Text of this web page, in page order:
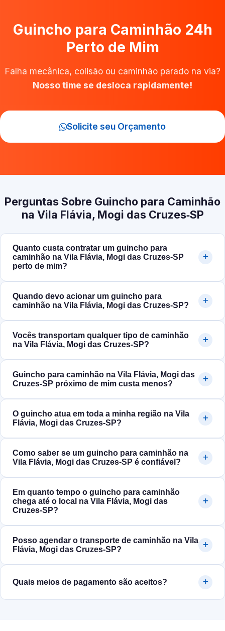
Guincho para Caminhão 24h
Perto de Mim
Falha mecânica, colisão ou caminhão parado na via?
Nosso time se desloca rapidamente!
Solicite seu Orçamento
Perguntas Sobre Guincho para Caminhão
na Vila Flávia, Mogi das Cruzes‑SP
Quanto custa contratar um guincho para
caminhão na Vila Flávia, Mogi das Cruzes‑SP
perto de mim?
Quando devo acionar um guincho para
caminhão na Vila Flávia, Mogi das Cruzes‑SP?
Vocês transportam qualquer tipo de caminhão
na Vila Flávia, Mogi das Cruzes‑SP?
Guincho para caminhão na Vila Flávia, Mogi das
Cruzes‑SP próximo de mim custa menos?
O guincho atua em toda a minha região na Vila
Flávia, Mogi das Cruzes‑SP?
Como saber se um guincho para caminhão na
Vila Flávia, Mogi das Cruzes‑SP é confiável?
Em quanto tempo o guincho para caminhão
chega até o local na Vila Flávia, Mogi das
Cruzes‑SP?
Posso agendar o transporte de caminhão na Vila
Flávia, Mogi das Cruzes‑SP?
Quais meios de pagamento são aceitos?